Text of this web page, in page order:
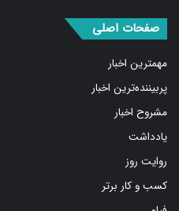
صفحات اصلی
مهمترین اخبار
پربیننده‌ترین اخبار
مشروح اخبار
یادداشت
روایت روز
کسب و کار برتر
فیلم